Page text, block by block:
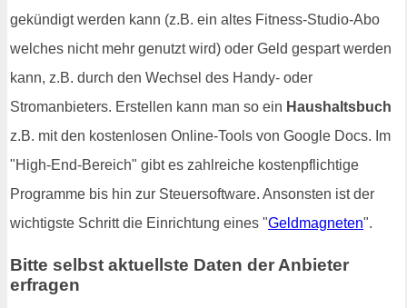
gekündigt werden kann (z.B. ein altes Fitness-Studio-Abo
welches nicht mehr genutzt wird) oder Geld gespart werden
kann, z.B. durch den Wechsel des Handy- oder
Stromanbieters. Erstellen kann man so ein Haushaltsbuch
z.B. mit den kostenlosen Online-Tools von Google Docs. Im
"High-End-Bereich" gibt es zahlreiche kostenpflichtige
Programme bis hin zur Steuersoftware. Ansonsten ist der
wichtigste Schritt die Einrichtung eines "Geldmagneten".
Bitte selbst aktuellste Daten der Anbieter
erfragen